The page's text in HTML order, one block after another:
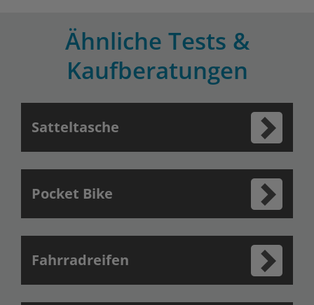
Ähnliche Tests &
Kaufberatungen
Satteltasche
Pocket Bike
Fahrradreifen